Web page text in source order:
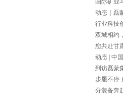
动态｜磊
行业科技
双城相约
您共赴甘
动态 | 中
到访磊蒙
步履不停
分装备奔